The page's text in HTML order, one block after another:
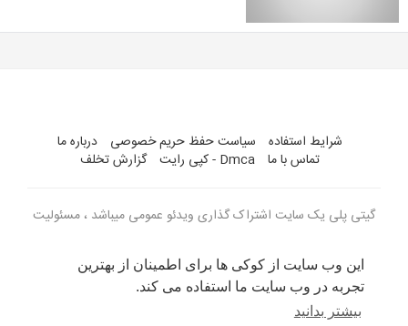
این وب سایت از کوکی ها برای اطمینان از بهترین
تجربه در وب سایت ما استفاده می کند.
بیشتر بدانید
شرایط استفاده سیاست حفظ حریم خصوصی
درباره ما
تماس با ما
Dmca - کپی رایت گزارش تخلف
گیتی پلی یک سایت اشتراک گذاری ویدئو عمومی میباشد ، مسئولیت
زبان